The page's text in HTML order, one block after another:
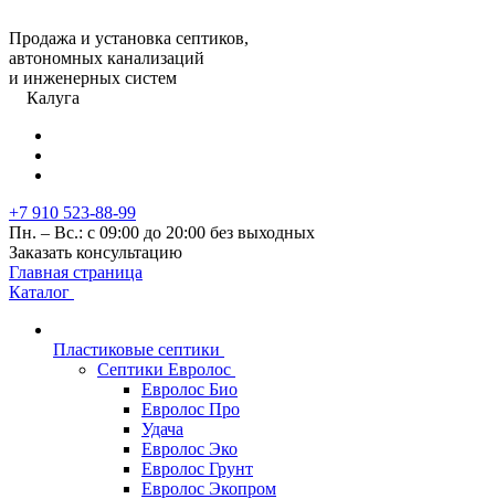
Продажа и установка септиков,
автономных канализаций
и инженерных систем
Калуга
+7 910 523-88-99
Пн. – Вс.: с 09:00 до 20:00 без выходных
Заказать консультацию
Главная страница
Каталог
Пластиковые септики
Септики Евролос
Евролос Био
Евролос Про
Удача
Евролос Эко
Евролос Грунт
Евролос Экопром